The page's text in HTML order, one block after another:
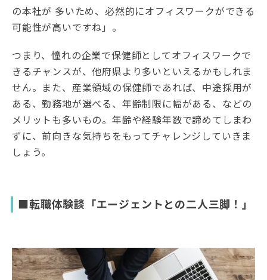
の本社が 多いため、必然的にオフィスワークができる
可能性が高いですね」。
つまり、憧れの企業で保健師としてオフィスワークで
きるチャンスが、他府県より多いといえるかもしれま
せん。また、産業領域の保健師であれば、中途採用が
ある、勤務地が選べる、年齢制限に幅がある、などの
メリットも多いもの。年齢や経験年数で諦めてしまわ
ずに、前向きな気持ちをもってチャレンジしていきま
しょう。
■転職体験談「エージェントとの二人三脚！」